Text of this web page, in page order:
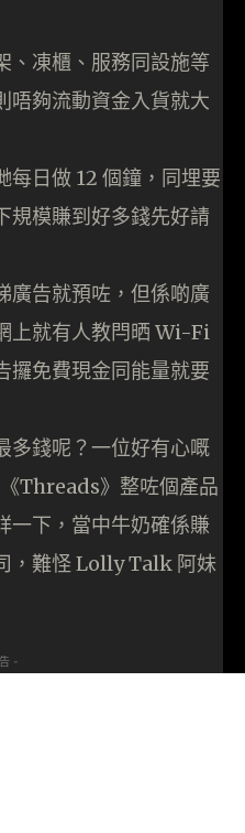
、凍櫃、服務同設施等
唔夠流動資金入貨就大
每日做 12 個鐘，同埋要
規模賺到好多錢先好請
廣告就預咗，但係啲廣
上就有人教閂晒 Wi-Fi
攞免費現金同能量就要
多錢呢？一位好有心嘅
Threads》整咗個產品
一下，當中牛奶確係賺
，難怪 Lolly Talk 阿妹
-